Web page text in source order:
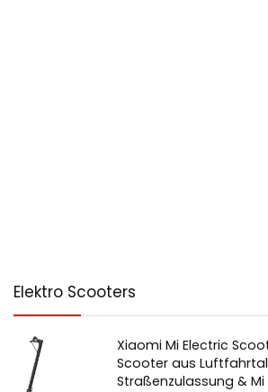
Elektro Scooters
Xiaomi Mi Electric
Scooter aus
Straßenzulassung & Mi